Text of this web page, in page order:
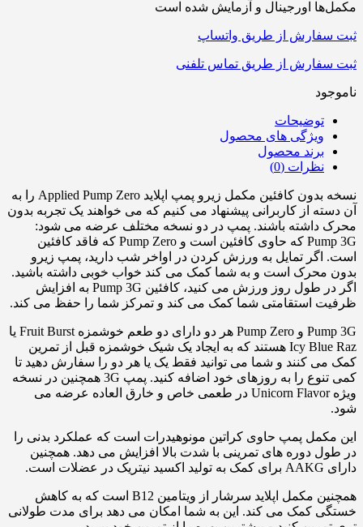
مکمل‌ها اورجینال و آزمایش شده است
ثبت سفارش از طریق واتساپ
ثبت سفارش از طریق تماس تلفنی
ناموجود
توضیحات
ویژگی های محصول
برند محصول
نظرات (0)
نسخه بدون کافئین مکمل زیرو پمپ اپلاید Applied Pump Zero را به
آن دسته از کاربرانی پیشنهاد می کنیم که می خواهند یک تجربه بدون
محرک داشته باشند. پمپ در دو نسخه مختلف عرضه می شود:
Pump 3G که حاوی کافئین است و Pump Zero که فاقد کافئین
است. اگر تمایل به ورزش کردن در اواخر شب دارید، پمپ زیرو
بدون محرک است و به شما کمک می کند خواب خوبی داشته باشید.
اگر در طول روز ورزش می کنید، کافئین Pump 3G به افزایش
ظرفیت استقامتی شما کمک می کند و تمرکز شما را حفظ می کند.
Pump 3G و Pump Zero هر دو دارای دو طعم خوشمزه Fruit Burst یا
Icy Blue Raz هستند که به ایجاد یک شیک خوشمزه قبل از تمرین
کمک می کنند و شما می توانید فقط یک یا هر دو را سفارش دهید تا
کمی تنوع را به روزهای خود اضافه کنید. پمپ 3G همچنین در نسخه
ویژه Unicorn Flavor در طعمی خاص و خارق العاده عرضه می
شود.
این مکمل پمپ حاوی کراتین مونوهیدرات است که عملکرد بدنی را
در طول دوره های تمرینی با شدت بالا افزایش می دهد. همچنین
دارای AAKG برای کمک به تولید اکسید نیتریک در عضلات است.
همچنین مکمل اپلاید سرشار از ویتامین B12 است که به کاهش
خستگی کمک می کند. این به شما امکان می دهد برای مدت طولانی